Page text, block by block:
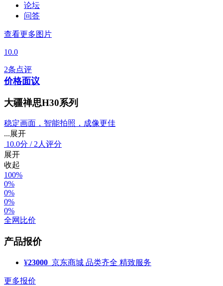
论坛
问答
查看更多图片
10.0
2条点评
价格面议
大疆禅思H30系列
稳定画面，智能拍照，成像更佳
...展开
10.0分 / 2人评分
展开
收起
100%
0%
0%
0%
0%
全网比价
产品报价
¥23000 京东商城 品类齐全 精致服务
更多报价